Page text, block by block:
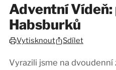
Adventní Vídeň:
Habsburků
Vytisknout Sdílet
Vyrazili jsme na